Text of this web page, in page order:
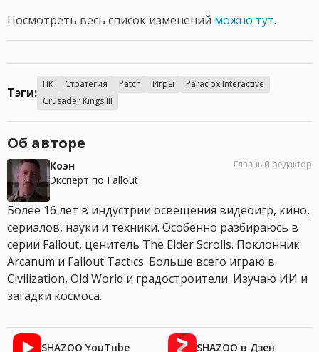
Посмотреть весь список изменений можно тут.
Тэги:
ПК Стратегия Patch Игры
Paradox Interactive
Crusader Kings III
Об авторе
Коэн
Эксперт по Fallout
Главный редактор
Более 16 лет в индустрии освещения видеоигр, кино,
сериалов, науки и техники. Особенно разбираюсь в
серии Fallout, ценитель The Elder Scrolls. Поклонник
Arcanum и Fallout Tactics. Больше всего играю в
Civilization, Old World и градостроители. Изучаю ИИ и
загадки космоса.
SHAZOO YouTube SHAZOO в Дзен